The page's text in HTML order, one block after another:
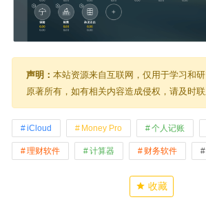
声明： 本站资源来自互联网，仅用于学习和
原著所有，如有相关内容造成侵权，请及时联
iCloud Money Pro 个人记账
理财软件 计算器 财务软件
收藏